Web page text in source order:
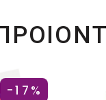
-17%